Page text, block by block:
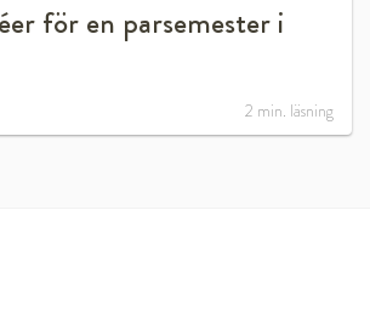
för en parsemester i
2 min. läsning